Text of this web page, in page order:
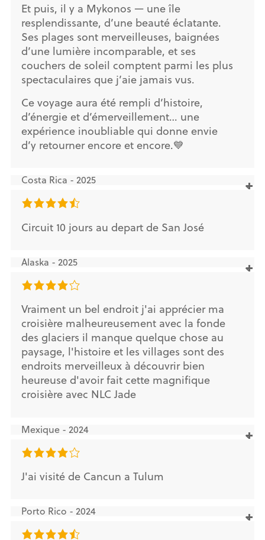
Et puis, il y a Mykonos — une île
resplendissante, d’une beauté éclatante.
Ses plages sont merveilleuses, baignées
d’une lumière incomparable, et ses
couchers de soleil comptent parmi les plus
spectaculaires que j’aie jamais vus.
Ce voyage aura été rempli d’histoire,
d’énergie et d’émerveillement… une
expérience inoubliable qui donne envie
d’y retourner encore et encore.💙
Costa Rica - 2025
Circuit 10 jours au depart de San José
Alaska - 2025
Vraiment un bel endroit j'ai apprécier ma
croisière malheureusement avec la fonde
des glaciers il manque quelque chose au
paysage, l'histoire et les villages sont des
endroits merveilleux à découvrir bien
heureuse d'avoir fait cette magnifique
croisière avec NLC Jade
Mexique - 2024
J'ai visité de Cancun a Tulum
Porto Rico - 2024